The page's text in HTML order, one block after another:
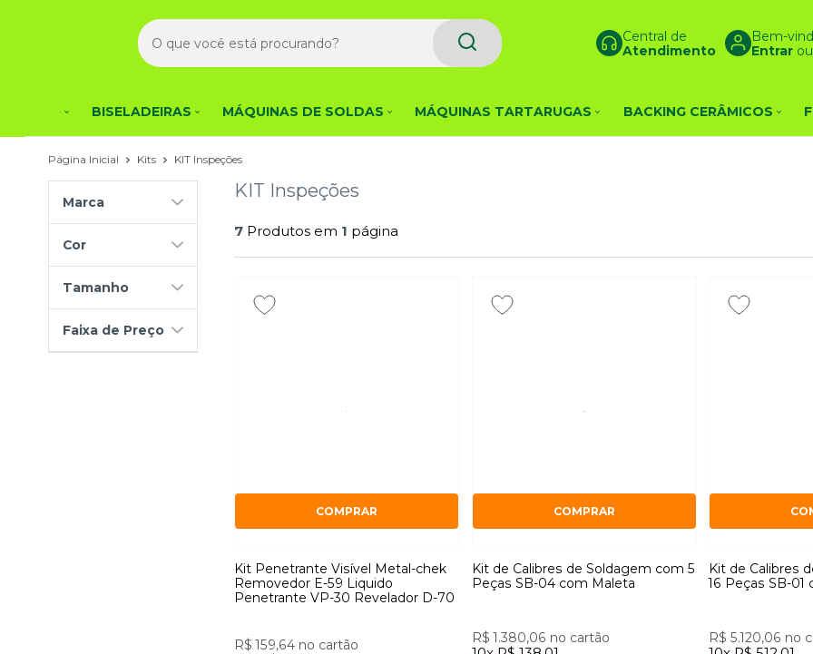
Central de
Atendimento
Bem-
Entrarou
BISELADEIRAS MÁQUINAS DE SOLDAS MÁQUINAS TARTARUGAS BACKING CERÂMICOS
Página Inicial Kits KIT Inspeções
Marca
Cor
Tamanho
Faixa de Preço
KIT Inspeções
7 Produtos em 1 página
Kit Penetrante Visível Metal-chek
Removedor E-59 Liquido
Penetrante VP-30 Revelador D-70
R$ 159,64 no cartão
COMPRAR
Kit de Calibres de Soldagem com 5
Peças SB-04 com Maleta
R$ 1.380,06 no cartão
COMPRAR
Kit de Calibres
16 Peças SB-01
R$ 5.120,06 no